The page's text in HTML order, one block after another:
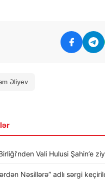
Əliyev
Vali Hulusi Şahin’e
Nəsillərə” adlı sərgi